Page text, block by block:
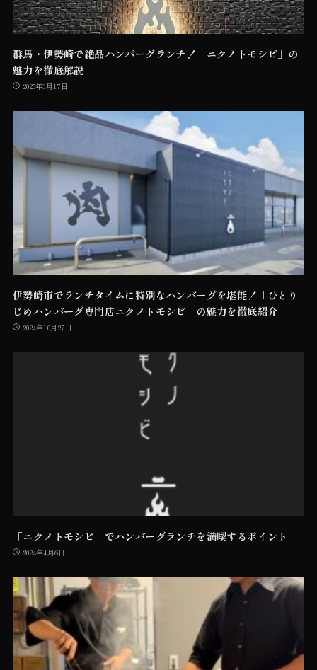
群馬・伊勢崎で絶品ハンバーグランチ！「ニクノトモシビ」の
魅力を徹底解説
2025年3月17日
伊勢崎市でランチタイムに特別なハンバーグを堪能！「ひとり
じめハンバーグ専門店ニクノトモシビ」の魅力を徹底紹介
2024年10月27日
「ニクノトモシビ」でハンバーグランチを満喫するポイント
2024年4月6日